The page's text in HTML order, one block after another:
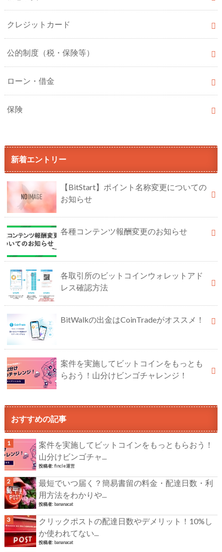
クレジットカード
公的制度（税・保険等）
ローン・借金
保険
新着エントリー
【BitStart】ポイント名称変更についての
お知らせ
各種コンテンツ報酬変更のお知らせ
各取引所のビットコインウォレットアド
レス確認方法
BitWalkの出金はCoinTradeがオススメ！
案件を実施してビットコインをもっとも
らおう！山分けビンゴチャレンジ！
おすすめの記事
案件を実施してビットコインをもっともらおう！
山分けビンゴチャ...
投稿者:fincle運営
最短でいつ届く？簡易書留の料金・配達日数・利
用方法をわかりや...
投稿者: bananacat
クリックポストの配達日数やデメリット！10%し
か使われてない...
投稿者: bananacat